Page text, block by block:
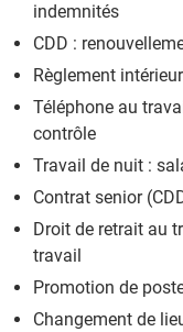
indemnités
CDD :
Règlement
Téléphone au
contrôle
Travail de nuit :
Contrat senior
Droit de retrait au
travail
Promotion de
Changement de